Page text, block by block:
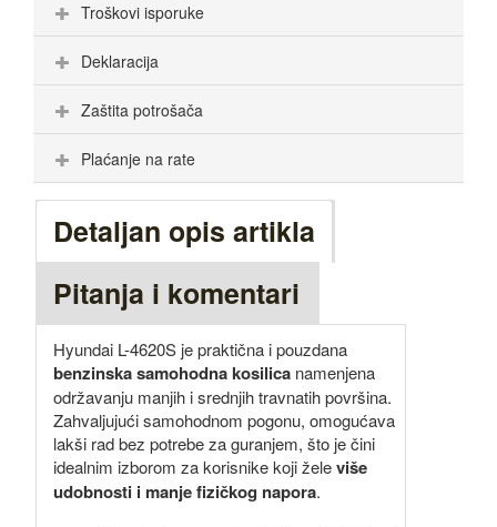
Troškovi isporuke
Deklaracija
Zaštita potrošača
Plaćanje na rate
Detaljan opis artikla
Pitanja i komentari
Hyundai L-4620S je praktična i pouzdana
benzinska samohodna kosilica namenjena
održavanju manjih i srednjih travnatih površina.
Zahvaljujući samohodnom pogonu, omogućava
lakši rad bez potrebe za guranjem, što je čini
idealnim izborom za korisnike koji želeviše
udobnosti i manje fizičkog napora.